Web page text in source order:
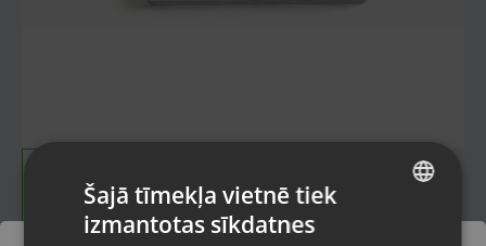
Šajā tīmekļa vietnē tiek
izmantotas sīkdatnes